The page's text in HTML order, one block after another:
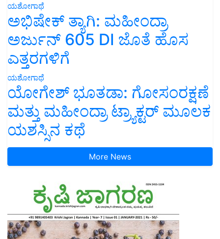
ಯಶೋಗಾಥೆ
ಅಭಿಷೇಕ್ ತ್ಯಾಗಿ: ಮಹೀಂದ್ರಾ
ಅರ್ಜುನ್ 605 DI ಜೊತೆ ಹೊಸ
ಎತ್ತರಗಳಿಗೆ
ಯಶೋಗಾಥೆ
ಯೋಗೇಶ್ ಭೂತಡಾ: ಗೋಸಂರಕ್ಷಣೆ
ಮತ್ತು ಮಹೀಂದ್ರಾ ಟ್ರ್ಯಾಕ್ಟರ್ ಮೂಲಕ
ಯಶಸ್ಸಿನ ಕಥೆ
More News